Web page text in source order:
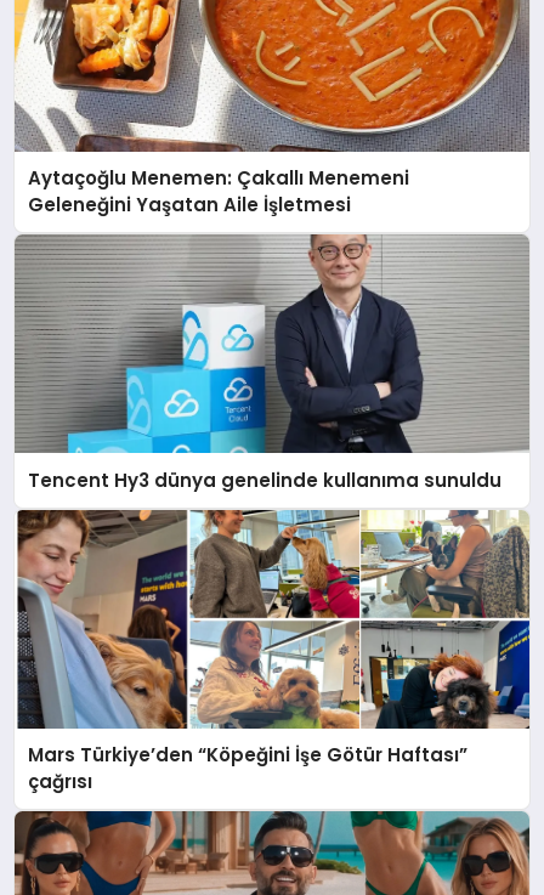
Aytaçoğlu Menemen: Çakallı Menemeni
Geleneğini Yaşatan Aile İşletmesi
Tencent Hy3 dünya genelinde kullanıma sunuldu
Mars Türkiye’den “Köpeğini İşe Götür Haftası”
çağrısı